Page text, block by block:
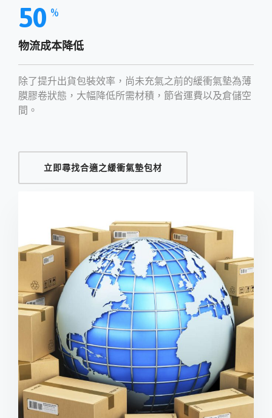
50 %
物流成本降低
除了提升出貨包裝效率，尚未充氣之前的緩衝氣墊為薄
膜膠卷狀態，大幅降低所需材積，節省運費以及倉儲空
間。
立即尋找合適之緩衝氣墊包材